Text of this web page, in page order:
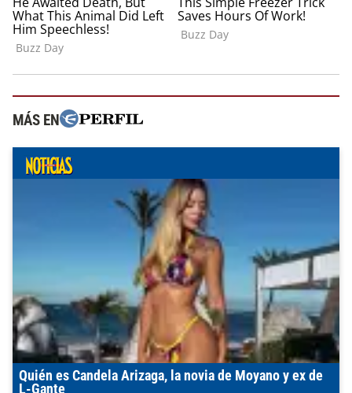
MÁS EN
Quién es Candela Arizaga, la novia de Moyano y ex de
L-Gante